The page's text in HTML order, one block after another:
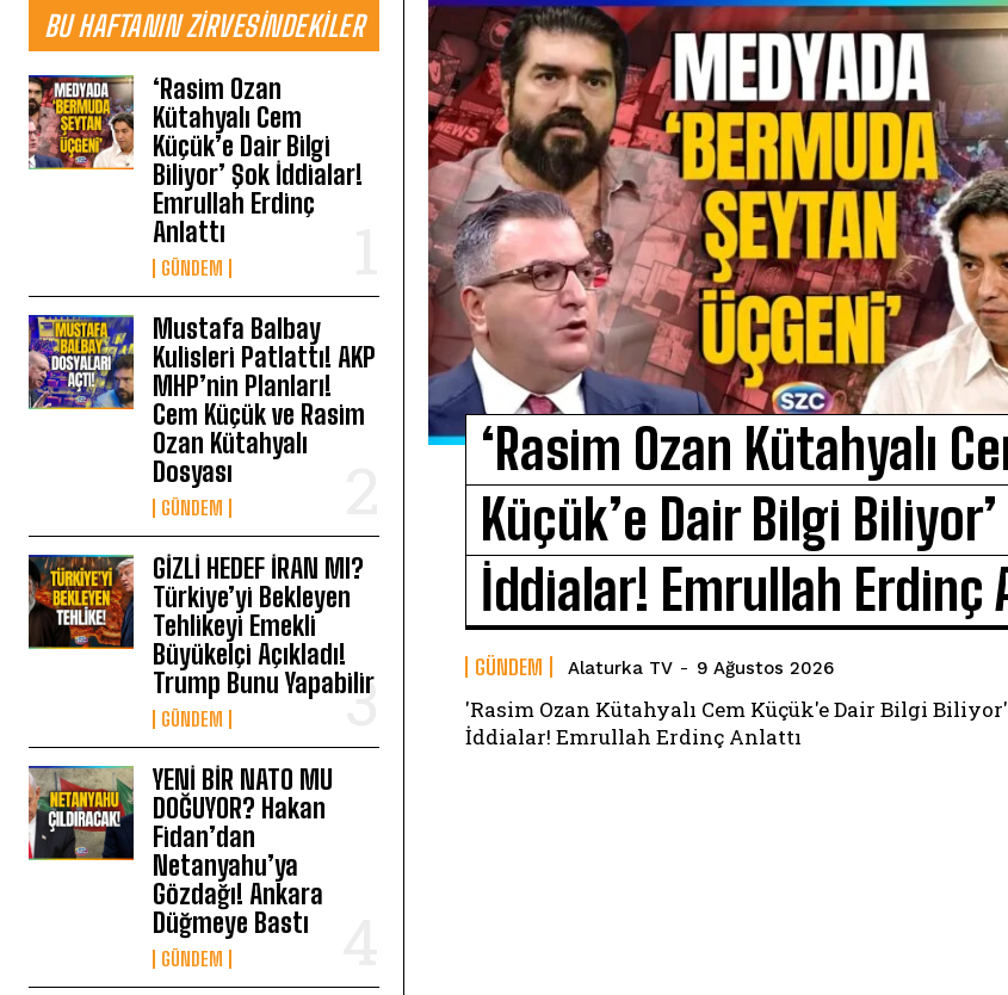
BU HAFTANIN ZIRVESINDEKILER
‘Rasim Ozan
Kütahyalı Cem
Küçük’e Dair Bilgi
Biliyor’ Şok İddialar!
Emrullah Erdinç
Anlattı
GÜNDEM
Mustafa Balbay
Kulisleri Patlattı! AKP
MHP’nin Planları!
Cem Küçük ve Rasim
Ozan Kütahyalı
Dosyası
GÜNDEM
GİZLİ HEDEF İRAN MI?
Türkiye’yi Bekleyen
Tehlikeyi Emekli
Büyükelçi Açıkladı!
Trump Bunu Yapabilir
GÜNDEM
YENİ BİR NATO MU
DOĞUYOR? Hakan
Fidan’dan
Netanyahu’ya
Gözdağı! Ankara
Düğmeye Bastı
GÜNDEM
‘Rasim Ozan Kütahyalı
Küçük’e Dair Bilgi
İddialar! Emrullah Erdinç
GÜNDEM Alaturka TV - 9 Ağustos 2026
'Rasim Ozan Kütahyalı Cem Küçük'e Dair Bilgi
İddialar! Emrullah Erdinç Anlattı